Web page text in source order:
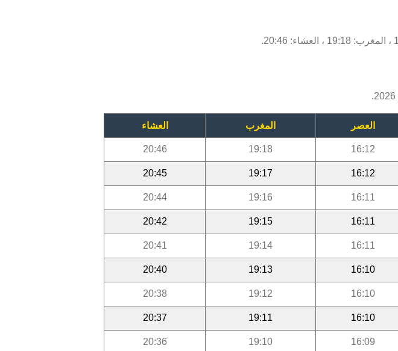
العصر المغرب العشاء
16:12
19:18
20:46
16:12
19:17
20:45
16:11
19:16
20:44
16:11
19:15
20:42
16:11
19:14
20:41
16:10
19:13
20:40
16:10
19:12
20:38
16:10
19:11
20:37
16:09
19:10
20:36